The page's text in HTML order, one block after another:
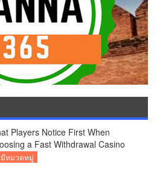
Players Notice First When
a Fast Withdrawal Casino
หมวดหมู่